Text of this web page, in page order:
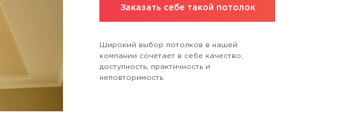
Заказать себе такой потолок
Широкий выбор потолков в нашей
компании сочетает в себе качество,
доступность, практичность и
неповторимость.